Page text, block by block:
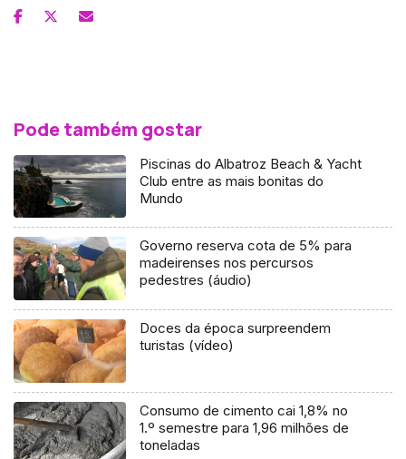
Pode também gostar
Piscinas do Albatroz Beach & Yacht
Club entre as mais bonitas do
Mundo
Governo reserva cota de 5% para
madeirenses nos percursos
pedestres (áudio)
Doces da época surpreendem
turistas (vídeo)
Consumo de cimento cai 1,8% no
1.º semestre para 1,96 milhões de
toneladas